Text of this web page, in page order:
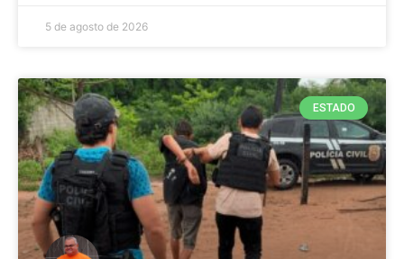
5 de agosto de 2026
ESTADO